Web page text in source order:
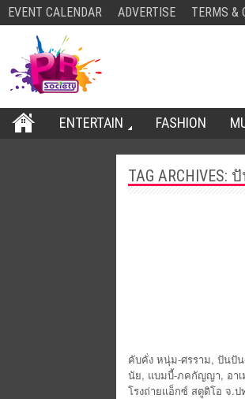
EVENT CALENDAR ADVERTISE TERMS &
ENTERTAIN FASHION
TAG ARCHIVES:
คับคั่ง หนุ่ม-ศรราม, ปันปั
นัย, แบมบี้-ภคกัญญา, อาเ
โรงถ่ายแอ็กซ์ สตูดิโอ จ.